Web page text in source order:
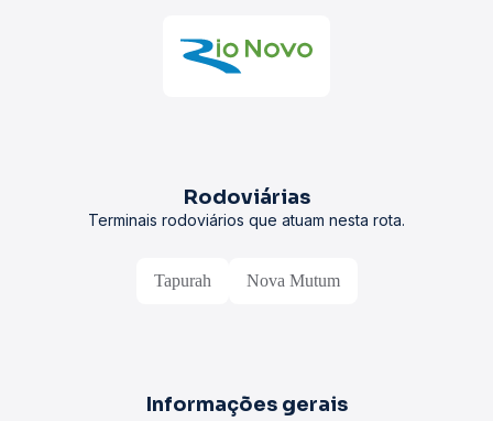
Rodoviárias
Terminais rodoviários que atuam nesta rota.
Tapurah Nova Mutum
Informações gerais